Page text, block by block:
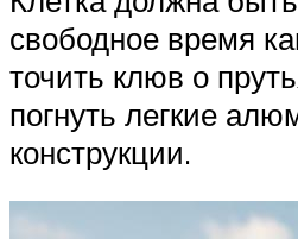
свободное время
точить клюв о
погнуть легкие
конструкции.